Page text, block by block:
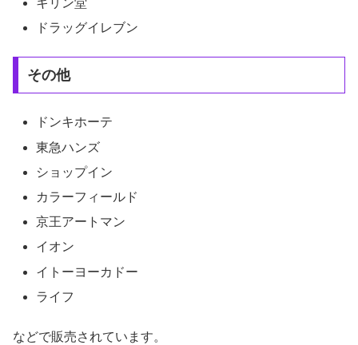
ドラッグイレブン
その他
ドンキホーテ
東急ハンズ
ショップイン
カラーフィールド
京王アートマン
イオン
イトーヨーカドー
ライフ
などで販売されています。